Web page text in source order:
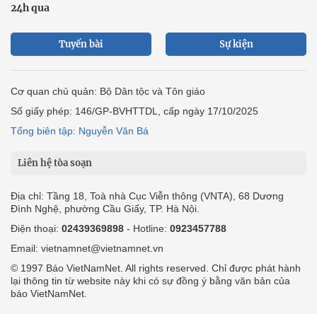
24h qua
Tuyến bài Sự kiện
Cơ quan chủ quản: Bộ Dân tộc và Tôn giáo
Số giấy phép: 146/GP-BVHTTDL, cấp ngày 17/10/2025
Tổng biên tập: Nguyễn Văn Bá
Liên hệ tòa soạn
Địa chỉ: Tầng 18, Toà nhà Cục Viễn thông (VNTA), 68 Dương
Đình Nghệ, phường Cầu Giấy, TP. Hà Nội.
Điện thoại: 02439369898 - Hotline: 0923457788
Email: vietnamnet@vietnamnet.vn
© 1997 Báo VietNamNet. All rights reserved. Chỉ được phát hành
lại thông tin từ website này khi có sự đồng ý bằng văn bản của
báo VietNamNet.